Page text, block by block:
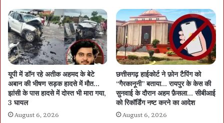
यूपी में डॉन रहे अतीक अहमद के बेटे
अबान की भीषण सड़क हादसे में मौत…
झांसी के पास हादसे में दोस्त भी मारा गया,
3 घायल
August 6, 2026
छत्तीसगढ़ हाईकोर्ट ने फ़ोन टैपिंग को
“गैरकानूनी” बताया… रायपुर के केस की
सुनवाई के दौरान अहम फ़ैसला… सीबीआई
को रिकॉर्डिंग नष्ट करने का आदेश
August 6, 2026